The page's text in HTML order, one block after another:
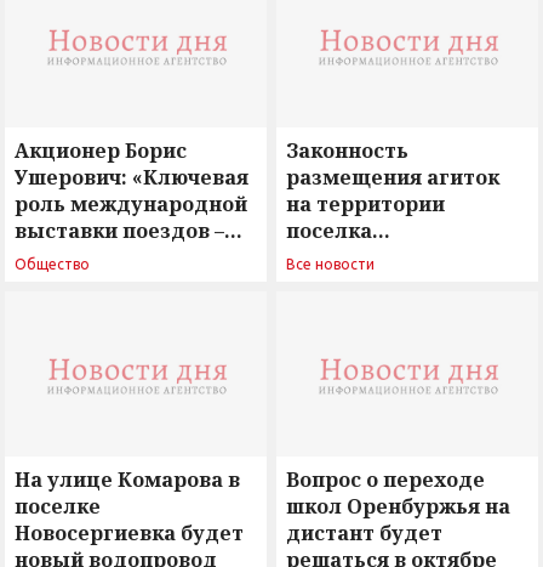
Акционер Борис
Ушерович: «Ключевая
роль международной
выставки поездов –
поиск ответов на
Общество
Законность
размещения агиток
на территории
поселка
Новосергиевка
Все новости
На улице Комарова в
поселке
Новосергиевка будет
новый водопровод
Вопрос о переходе
школ Оренбуржья на
дистант будет
решаться в октябре